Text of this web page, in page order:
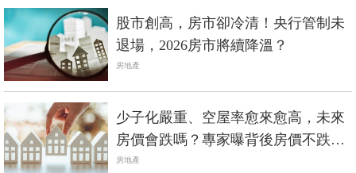
股市創高，房市卻冷清！央行管制未
退場，2026房市將續降溫？
房地產
少子化嚴重、空屋率愈來愈高，未來
房價會跌嗎？專家曝背後房價不跌的
殘酷真相
房地產